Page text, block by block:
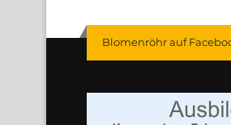
Blomenröhr auf